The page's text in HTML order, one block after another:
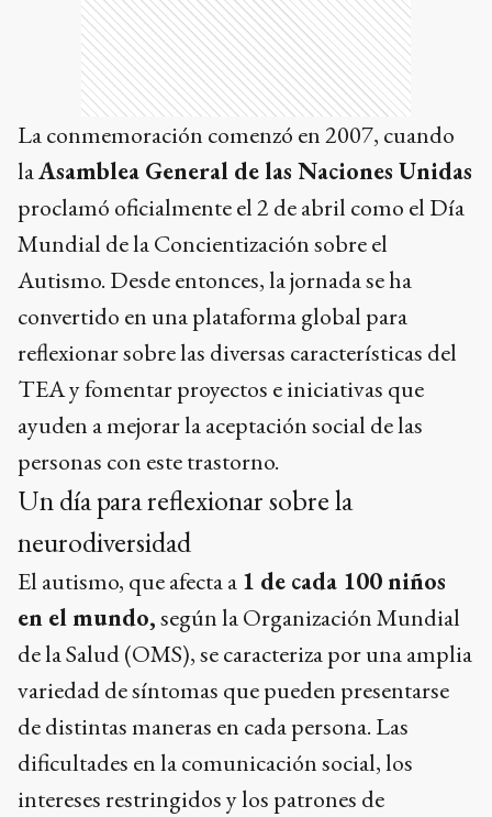
La conmemoración comenzó en 2007, cuando
laAsamblea General de las Naciones Unidas
proclamó oficialmente el 2 de abril como el Día
Mundial de la Concientización sobre el
Autismo. Desde entonces, la jornada se ha
convertido en una plataforma global para
reflexionar sobre las diversas características del
TEA y fomentar proyectos e iniciativas que
ayuden a mejorar la aceptación social de las
personas con este trastorno.
Un día para reflexionar sobre la
neurodiversidad
El autismo, que afecta a 1 de cada 100 niños
en el mundo,según la Organización Mundial
de la Salud (OMS), se caracteriza por una amplia
variedad de síntomas que pueden presentarse
de distintas maneras en cada persona. Las
dificultades en la comunicación social, los
intereses restringidos y los patrones de